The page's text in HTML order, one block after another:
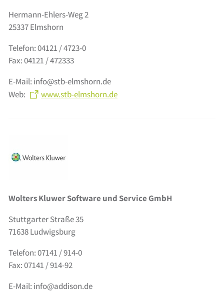
Hermann-Ehlers-Weg 2
25337 Elmshorn
Telefon: 04121 / 4723-0
Fax: 04121 / 472333
E-Mail: info@stb-elmshorn.de
Web:
www.stb-elmshorn.de
Wolters Kluwer Software und Service GmbH
Stuttgarter Straße 35
71638 Ludwigsburg
Telefon: 07141 / 914-0
Fax: 07141 / 914-92
E-Mail: info@addison.de